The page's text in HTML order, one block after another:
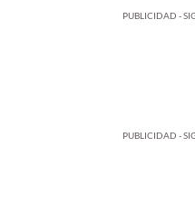
PUBLICIDAD -
PUBLICIDAD -